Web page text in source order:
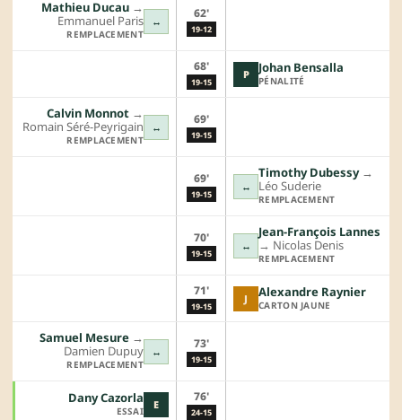
↔
Mathieu Ducau →︎
Emmanuel Paris
REMPLACEMENT
62'
19-12
68'
19-15
P Johan Bensalla
PÉNALITÉ
↔
Calvin Monnot →︎
Romain Séré-Peyrigain
REMPLACEMENT
69'
19-15
69'
19-15
↔
Timothy Dubessy→︎
Léo Suderie
REMPLACEMENT
70'
19-15
↔
Jean-François Lannes
→︎ Nicolas Denis
REMPLACEMENT
71'
19-15
J Alexandre Raynier
CARTON JAUNE
↔
Samuel Mesure →︎
Damien Dupuy
REMPLACEMENT
73'
19-15
E
Dany Cazorla
ESSAI
76'
24-15